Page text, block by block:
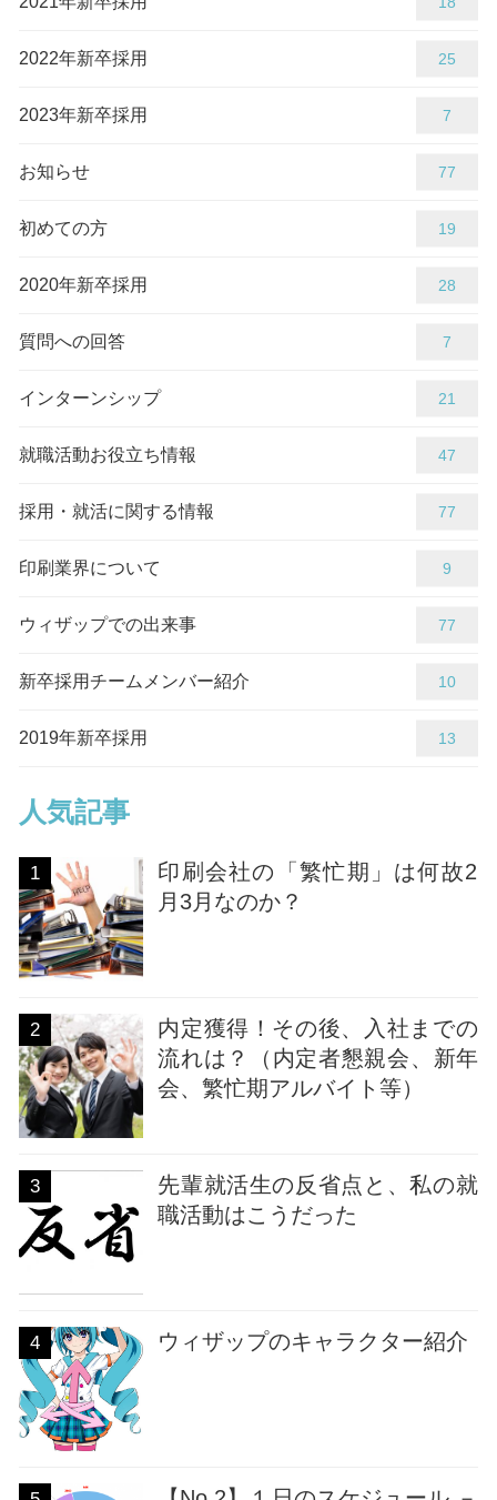
2022年新卒採用 25
2023年新卒採用 7
お知らせ 86
初めての方 19
2020年新卒採用 28
質問への回答 7
インターンシップ 21
就職活動お役立ち情報 47
採用・就活に関する情報 84
印刷業界について 9
ウィザップでの出来事 86
新卒採用チームメンバー紹介 10
2019年新卒採用 13
人気記事
1
印刷会社の「繁忙期」は何故2
月3月なのか？
2
内定獲得！その後、入社までの
流れは？（内定者懇親会、新年
会、繁忙期アルバイト等）
3
先輩就活生の反省点と、私の就
職活動はこうだった
4 ウィザップのキャラクター紹介